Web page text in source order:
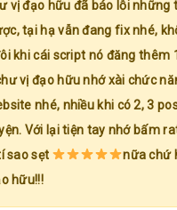
vị đạo hữu đã báo lỗi những
tại hạ vẫn đang fix nhé,
khi cái script nó đăng thêm
vị đạo hữu nhớ xài chức
nhé, nhiều khi có 2, 3
Với lại tiện tay nhớ bấm
sao sẹt
nữa chứ
hữu!!!